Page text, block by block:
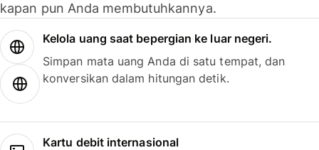
kapan pun Anda membutuhkannya.
Kelola uang saat bepergian ke luar negeri.
Simpan mata uang Anda di satu tempat, dan
konversikan dalam hitungan detik.
Kartu debit internasional